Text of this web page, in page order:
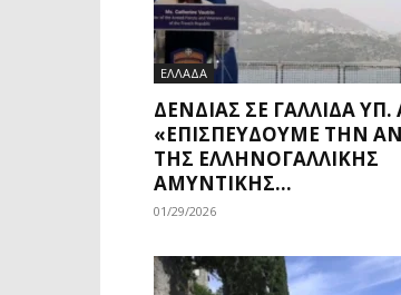
ΕΛΛΑΔΑ
ΔΈΝΔΙΑΣ ΣΕ ΓΑΛΛΊΔΑ
«ΕΠΙΣΠΕΎΔΟΥΜΕ ΤΗΝ
ΤΗΣ ΕΛΛΗΝΟΓΑΛΛΙΚΉΣ
ΑΜΥΝΤΙΚΉΣ...
01/29/2026